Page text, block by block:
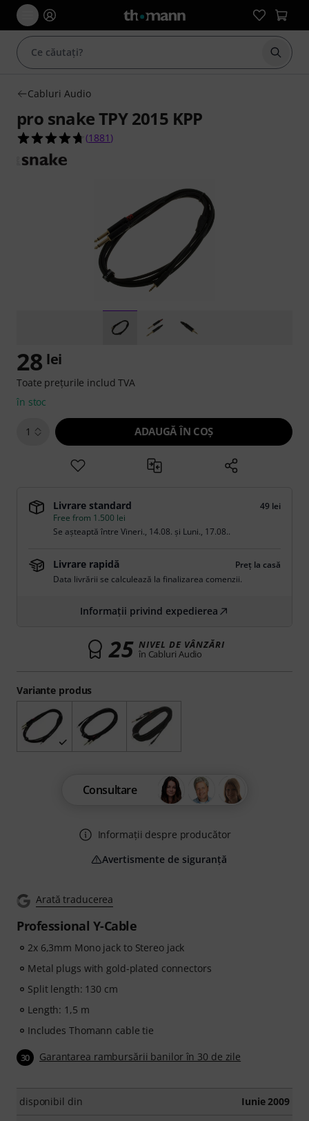
Cabluri Audio
pro snake TPY 2015 KPP
4.7 din 5 stele din 1881 evaluări ale clienților
(1881 )
Arată traducerea
Professional Y-Cable
2x 6,3mm Mono jack to Stereo jack
Metal plugs with gold-plated connectors
Split length: 130 cm
Length: 1,5 m
Includes Thomann cable tie
30 Garantarea rambursării banilor în 30 de zile
disponibil din Iunie 2009
Variante produs
28 lei
Toate prețurile includ TVA
în stoc
1 ADAUGĂ ÎN COŞ
Livrare standard
49 lei
Free from 1.500 lei
Se așteaptă între Vineri., 14.08. și Luni., 17.08..
Livrare rapidă
Preț la casă
Data livrării se calculează la finalizarea comenzii.
Informații privind expedierea
25 NIVEL DE VÂNZĂRI
în Cabluri Audio
Consultare
Informații despre producător
Avertismente de siguranță